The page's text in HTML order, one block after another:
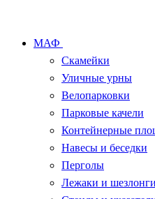
МАФ
Скамейки
Уличные урны
Велопарковки
Парковые качели
Контейнерные
Навесы и беседки
Перголы
Лежаки и шезлонги